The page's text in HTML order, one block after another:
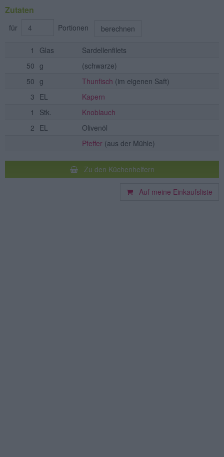
Zutaten
für Portionen berechnen
1 Glas
Sardellenfilets
50 g
(schwarze)
50 g Thunfisch (im eigenen Saft)
3 EL
Kapern
1
Stk.
Knoblauch
2 EL
Olivenöl
Pfeffer (aus der Mühle)
Zu den Küchenhelfern
Auf meine Einkaufsliste